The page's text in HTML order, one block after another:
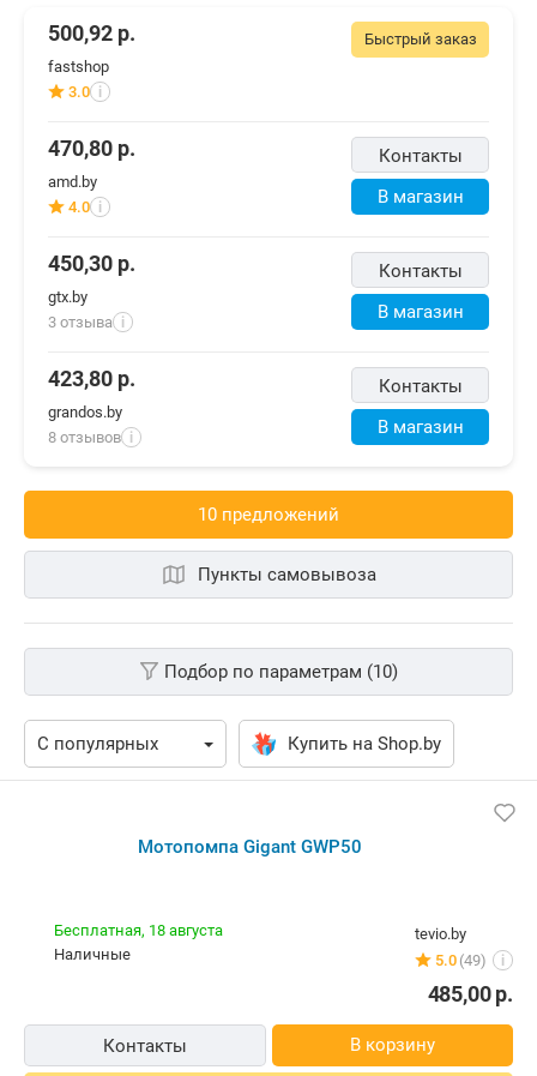
Быстрый заказ
500,92 р.
fastshop
3.0 i
Контакты
В магазин
470,80 р.
amd.by
4.0 i
Контакты
В магазин
450,30 р.
gtx.by
3 отзыва
i
Контакты
В магазин
423,80 р.
grandos.by
8 отзывов i
10 предложений
Пункты самовывоза
Подбор по параметрам (10)
Купить на Shop.by
Мотопомпа Gigant GWP50
tevio.by
5.0 (49) i
Бесплатная, 18 августа
наличные
485,00р.
Контакты В корзину